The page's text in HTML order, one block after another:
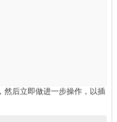
然后立即做进一步操作，以插